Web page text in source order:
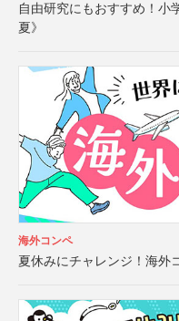
自由研究にもおすすめ！小
夏》
海外コンペ
夏休みにチャレンジ！海外